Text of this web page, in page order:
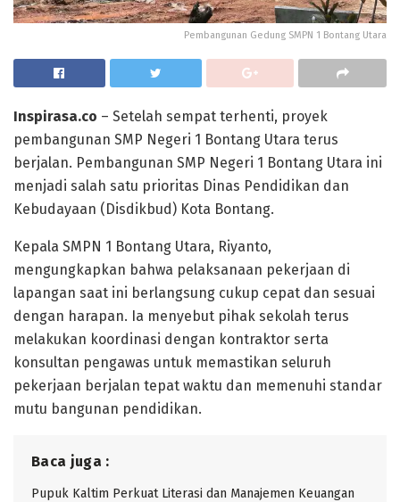
Pembangunan Gedung SMPN 1 Bontang Utara
Inspirasa.co – Setelah sempat terhenti, proyek
pembangunan SMP Negeri 1 Bontang Utara terus
berjalan. Pembangunan SMP Negeri 1 Bontang Utara ini
menjadi salah satu prioritas Dinas Pendidikan dan
Kebudayaan (Disdikbud) Kota Bontang.
Kepala SMPN 1 Bontang Utara, Riyanto,
mengungkapkan bahwa pelaksanaan pekerjaan di
lapangan saat ini berlangsung cukup cepat dan sesuai
dengan harapan. Ia menyebut pihak sekolah terus
melakukan koordinasi dengan kontraktor serta
konsultan pengawas untuk memastikan seluruh
pekerjaan berjalan tepat waktu dan memenuhi standar
mutu bangunan pendidikan.
Baca juga :
Pupuk Kaltim Perkuat Literasi dan Manajemen Keuangan